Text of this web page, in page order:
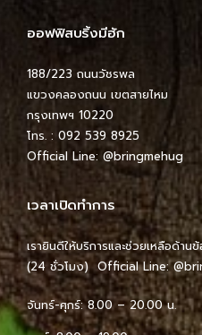
ออฟฟิสบริ้งมีฮัก
188/223 ถนนวัชรพล
แขวงคลองถนน เขตสายไหม
กรุงเทพฯ 10220
โทร. : 092 539 8925
Official Line: @bringmehug
เวลาเปิดทำการ
เรายินดีให้บริการและช่วยเหลือด้า
(24 ชั่วโมง) Official Line:
จันทร์-ศุกร์: 8.00 – 20.00 น.